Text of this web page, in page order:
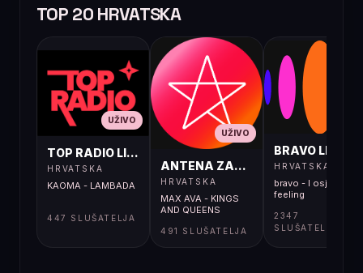
TOP 20 HRVATSKA
UŽIVO
TOP RADIO LIVE
HRVATSKA
KAOMA - LAMBADA
447 SLUŠATELJA
UŽIVO
ANTENA ZAGREB LIVE
HRVATSKA
MAX AVA - KINGS
AND QUEENS
491 SLUŠATELJA
BRAVO LIVE
HRVATSKA
bravo - I osjećaj i
feeling
2347
SLUŠATELJA